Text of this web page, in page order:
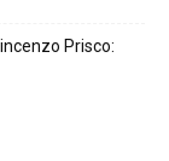
Prisco: